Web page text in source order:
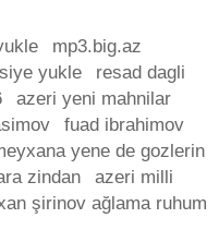
mp3.big.az
yukle
resad dagli
azeri yeni mahnilar
fuad ibrahimov
yene de gozlerin
zindan
azeri milli
şirinov ağlama ruhum